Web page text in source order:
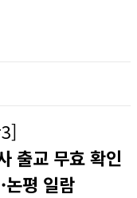
출교 무효 확인
논평 일람